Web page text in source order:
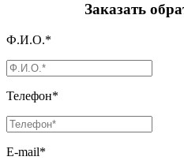
Заказать
Ф.И.О.*
Телефон*
E-mail*